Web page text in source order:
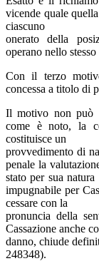
vicende quale
ciascuno
onerato della
operano nello
Con il terzo
concessa a titolo di
Il motivo non può
come è noto, la
costituisce un
provvedimento di
penale la
stato per sua
impugnabile per
cessare con la
pronuncia della
Cassazione anche
danno, chiude
248348).